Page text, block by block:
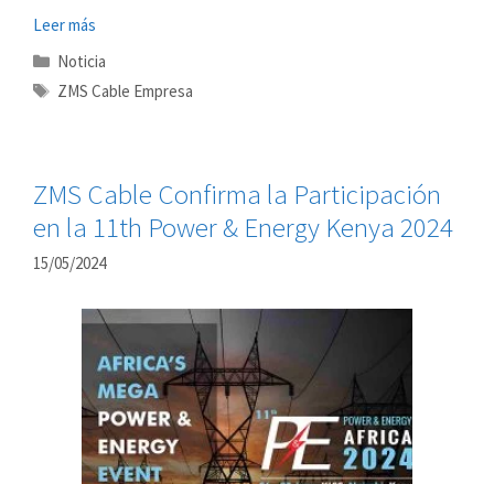
Leer más
Categorías
Noticia
Etiquetas
ZMS Cable Empresa
ZMS Cable Confirma la Participación
en la 11th Power & Energy Kenya 2024
15/05/2024